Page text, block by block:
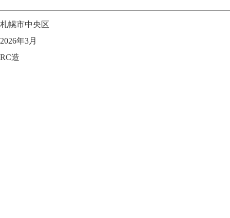
札幌市中央区
2026年3月
RC造